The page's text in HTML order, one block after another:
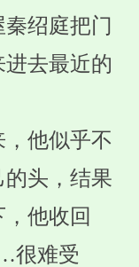
绍庭把门
去最近的
他似乎不
头，结果
他收回
很难受